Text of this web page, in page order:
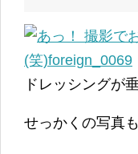
ドレッシングが
せっかくの写真